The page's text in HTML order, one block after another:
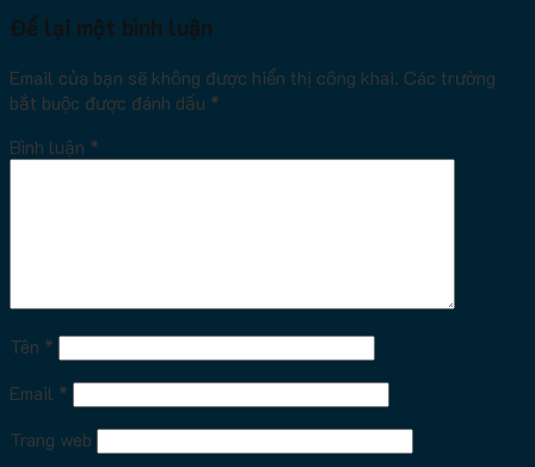
Để lại một bình luận
Email của bạn sẽ không được hiển thị công khai. Các trường
bắt buộc được đánh dấu *
Bình luận *
Tên *
Email *
Trang web